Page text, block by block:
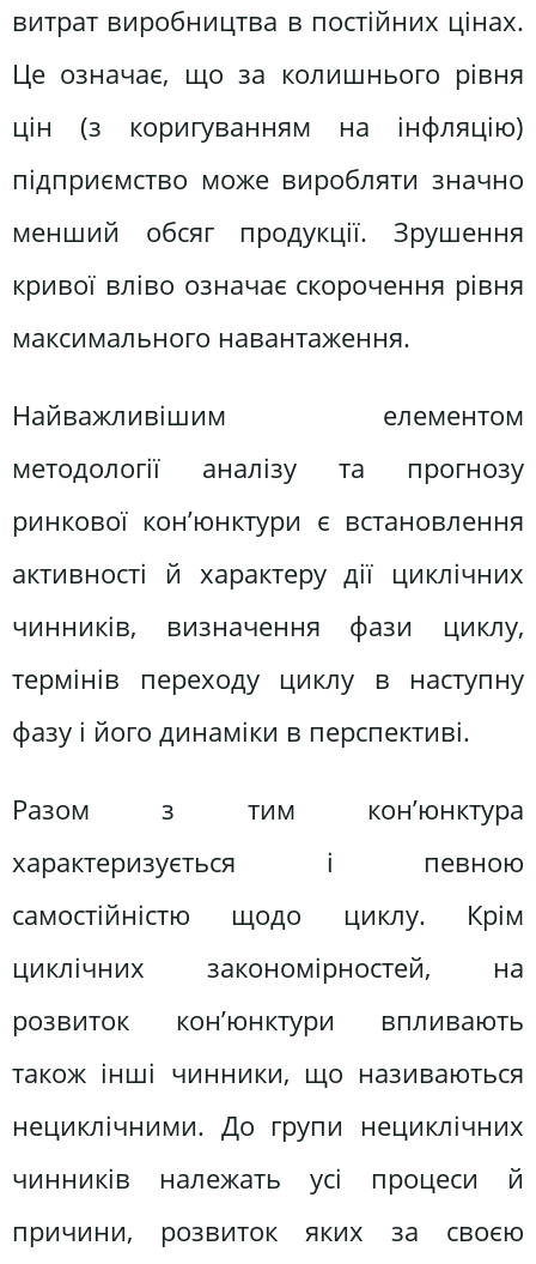
витрат виробництва в постійних цінах.
Це означає, що за колишнього рівня
цін (з коригуванням на інфляцію)
підприємство може виробляти значно
менший обсяг продукції. Зрушення
кривої вліво означає скорочення рівня
максимального навантаження.
Найважливішим елементом
методології аналізу та прогнозу
ринкової кон’юнктури є встановлення
активності й характеру дії циклічних
чинників, визначення фази циклу,
термінів переходу циклу в наступну
фазу і його динаміки в перспективі.
Разом з тим кон’юнктура
характеризується і певною
самостійністю щодо циклу. Крім
циклічних закономірностей, на
розвиток кон’юнктури впливають
також інші чинники, що називаються
нециклічними. До групи нециклічних
чинників належать усі процеси й
причини, розвиток яких за своєю